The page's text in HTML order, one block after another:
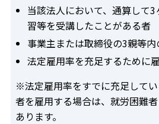
当該法人において、通算して
習等を受講したことがある者
事業主または取締役の3親等
法定雇用率を充足するために
※法定雇用率をすでに充足してい
者を雇用する場合は、就労困難
あります。